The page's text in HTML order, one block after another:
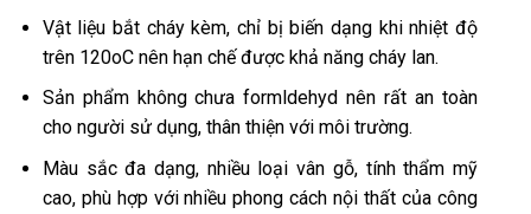
Vật liệu bắt cháy kèm, chỉ bị biến dạng khi nhiệt độ
trên 120oC nên hạn chế được khả năng cháy lan.
Sản phẩm không chưa formldehyd nên rất an toàn
cho người sử dụng, thân thiện với môi trường.
Màu sắc đa dạng, nhiều loại vân gỗ, tính thẩm mỹ
cao, phù hợp với nhiều phong cách nội thất của công